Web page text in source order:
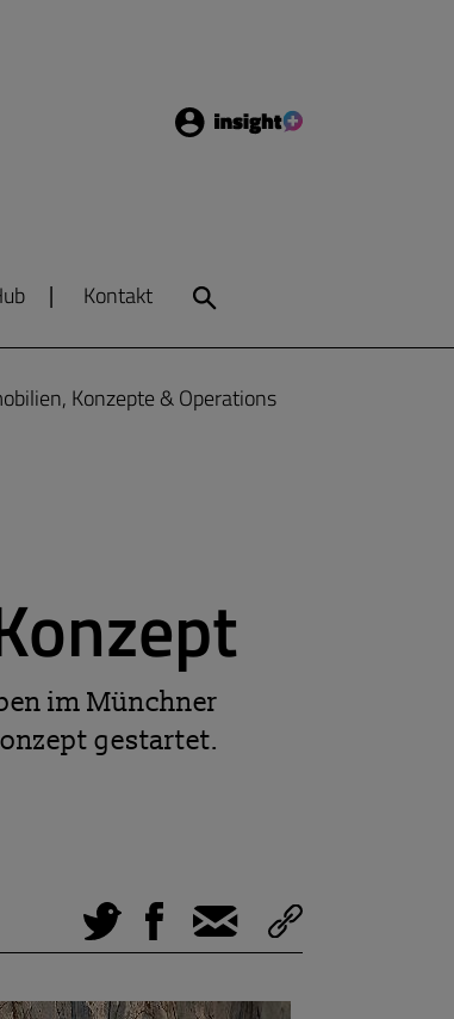
Kontakt
Konzepte & Operations
im Münchner
gestartet.
Tweet Facebook
E-Mail